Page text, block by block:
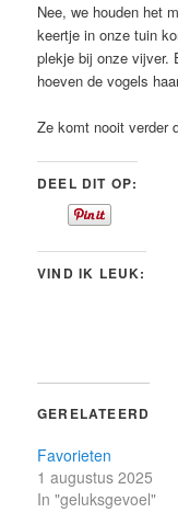
Nee, we houden het
keertje in onze tuin
plekje bij onze vijver.
hoeven de vogels
Ze komt nooit verder
DEEL DIT OP:
VIND IK LEUK:
GERELATEERD
Favorieten
1 augustus 2025
In "geluksgevoel"